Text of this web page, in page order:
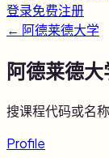
登录免费注册
← 阿德莱德大学
阿德莱德大
搜课程代码或名
Profile